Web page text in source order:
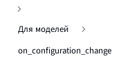
Для моделей
on_configuration_change